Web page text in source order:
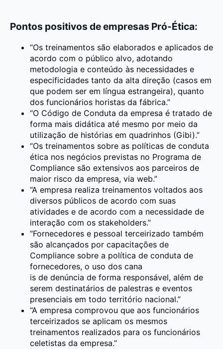
Pontos positivos de empresas Pró-Ética:
“Os treinamentos são elaborados e aplicados de
acordo com o público alvo, adotando
metodologia e conteúdo às necessidades e
especificidades tanto da alta direção (casos em
que podem ser em língua estrangeira), quanto
dos funcionários horistas da fábrica.”
“O Código de Conduta da empresa é tratado de
forma mais didática até mesmo por meio da
utilização de histórias em quadrinhos (Gibi).”
“Os treinamentos sobre as políticas de conduta
ética nos negócios previstas no Programa de
Compliance são extensivos aos parceiros de
maior risco da empresa, via web.”
“A empresa realiza treinamentos voltados aos
diversos públicos de acordo com suas
atividades e de acordo com a necessidade de
interação com os stakeholders.”
“Fornecedores e pessoal terceirizado também
são alcançados por capacitações de
Compliance sobre a política de conduta de
fornecedores, o uso dos cana
is de denúncia de forma responsável, além de
serem destinatários de palestras e eventos
presenciais em todo território nacional.”
“A empresa comprovou que aos funcionários
terceirizados se aplicam os mesmos
treinamentos realizados para os funcionários
celetistas da empresa.”